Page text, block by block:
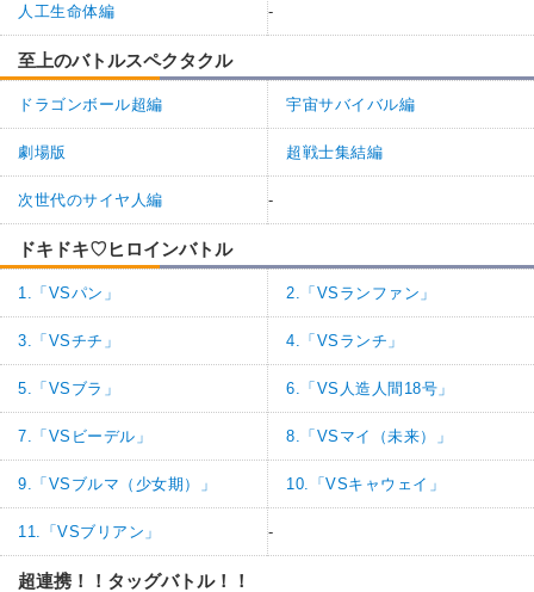
人工生命体編 -
至上のバトルスペクタクル
ドラゴンボール超編 宇宙サバイバル編
劇場版 超戦士集結編
次世代のサイヤ人編 -
ドキドキ♡ヒロインバトル
1.「VSパン」 2.「VSランファン」
3.「VSチチ」 4.「VSランチ」
5.「VSブラ」 6.「VS人造人間18号」
7.「VSビーデル」 8.「VSマイ（未来）」
9.「VSブルマ（少女期）」 10.「VSキャウェイ」
11.「VSブリアン」 -
超連携！！タッグバトル！！